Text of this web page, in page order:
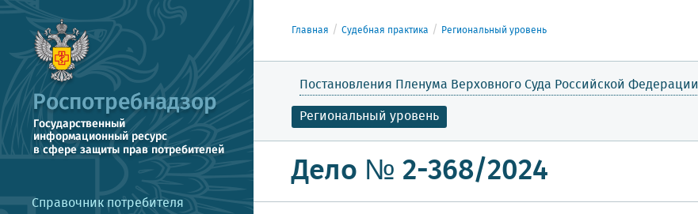
Справочник потребителя
Главная Судебная практика Региональный уровень
Постановления Пленума Верховного Суда Российской Федерации
Региональный уровень
Дело № 2-368/2024